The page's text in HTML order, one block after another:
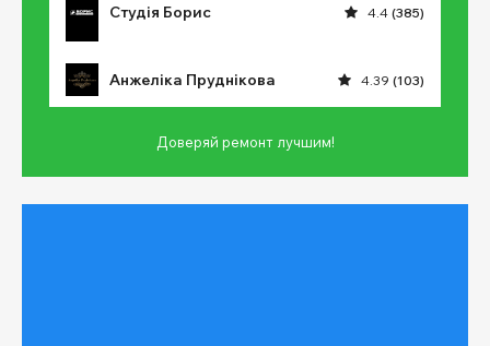
Студія Борис 4.4 (385)
Анжеліка Пруднікова 4.39 (103)
Доверяй ремонт лучшим!